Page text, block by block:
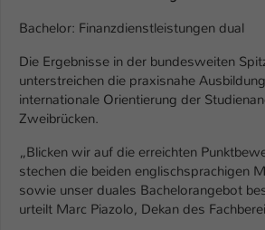
Bachelor: Finanzdienstleistungen dual
Die Ergebnisse in der bundesweiten
unterstreichen die praxisnahe
internationale Orientierung der
Zweibrücken.
„Blicken wir auf die erreichten
stechen die beiden englischsprachigen
sowie unser duales Bachelorangebot
urteilt Marc Piazolo, Dekan des
Zweck
Einstellungen. Unter
generierte ID, für die
Einstellungen, falls der
Betreiber dies
Anbieter TYPO3
1 Woche